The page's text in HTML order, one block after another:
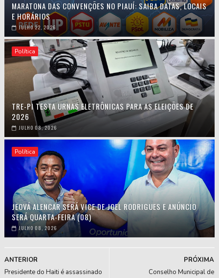
MARATONA DAS CONVENÇÕES NO PIAUÍ: SAIBA DATAS, LOCAIS
E HORÁRIOS
JULHO 22, 2026
Política
TRE-PI TESTA URNAS ELETRÔNICAS PARA AS ELEIÇÕES DE
2026
JULHO 08, 2026
Política
JEOVÁ ALENCAR SERÁ VICE DE JOEL RODRIGUES E ANÚNCIO
SERÁ QUARTA-FEIRA (08)
JULHO 08, 2026
PRÓXIMA
Conselho Municipal de
ANTERIOR
Presidente do Haiti é assassinado